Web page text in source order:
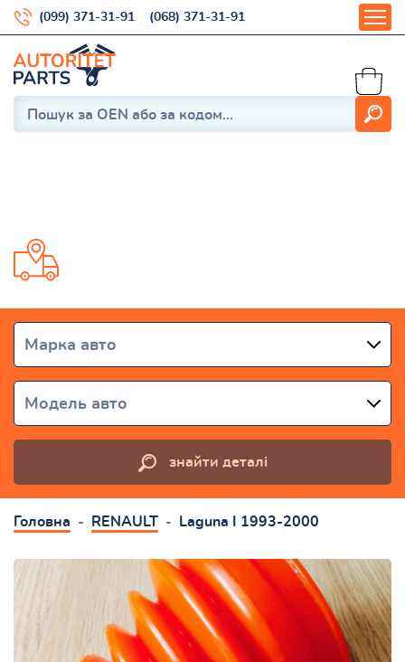
(099) 371-31-91 (068) 371-31-91
Марка авто
Модель авто
знайти деталі
Головна RENAULT Laguna I 1993-2000